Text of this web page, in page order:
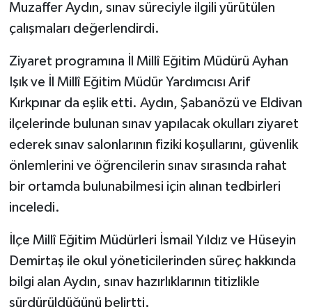
Muzaffer Aydın, sınav süreciyle ilgili yürütülen
çalışmaları değerlendirdi.
Ziyaret programına İl Millî Eğitim Müdürü Ayhan
Işık ve İl Millî Eğitim Müdür Yardımcısı Arif
Kırkpınar da eşlik etti. Aydın, Şabanözü ve Eldivan
ilçelerinde bulunan sınav yapılacak okulları ziyaret
ederek sınav salonlarının fiziki koşullarını, güvenlik
önlemlerini ve öğrencilerin sınav sırasında rahat
bir ortamda bulunabilmesi için alınan tedbirleri
inceledi.
İlçe Millî Eğitim Müdürleri İsmail Yıldız ve Hüseyin
Demirtaş ile okul yöneticilerinden süreç hakkında
bilgi alan Aydın, sınav hazırlıklarının titizlikle
sürdürüldüğünü belirtti.